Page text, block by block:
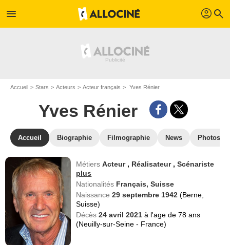
menu profil search
Accueil Stars Acteurs Acteur français Yves Rénier
Yves Rénier
Accueil Biographie Filmographie News Photos
MétiersActeur , Réalisateur ,Scénariste
plus
Nationalités Français, Suisse
Naissance29 septembre 1942(Berne,
Suisse)
Décès24 avril 2021à l'age de 78 ans
(Neuilly-sur-Seine - France)